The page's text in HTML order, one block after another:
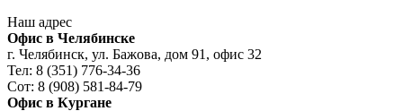
Наш адрес
Офис в Челябинске
г. Челябинск, ул. Бажова, дом 91, офис 32
Тел: 8 (351) 776-34-36
Сот: 8 (908) 581-84-79
Офис в Кургане